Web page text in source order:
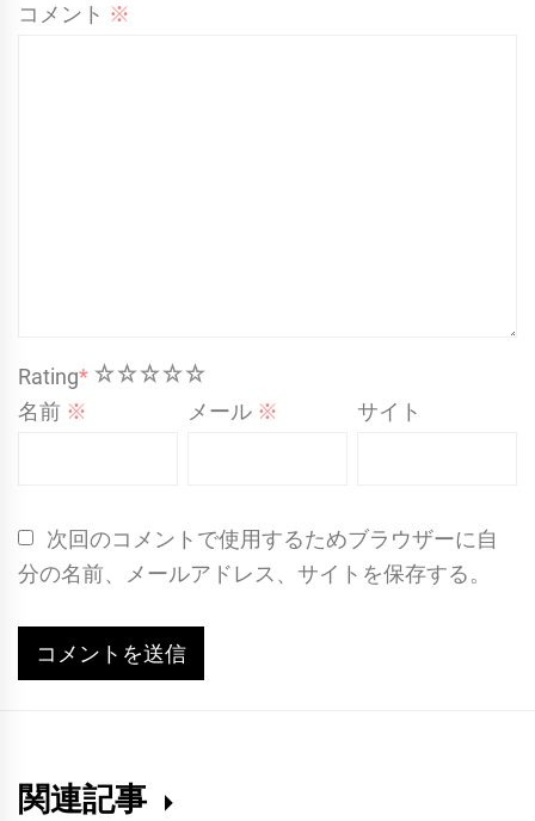
コメント ※
Rating* 5
4
3
2
1
名前 ※ メール ※ サイト
次回のコメントで使用するためブラウザーに自
分の名前、メールアドレス、サイトを保存する。
関連記事